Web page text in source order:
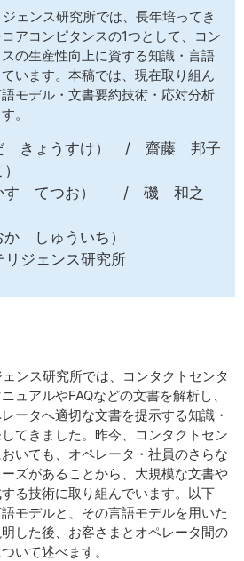
ェンス研究所では、長年培ってき
アコンピタンスの1つとして、コン
の生産性向上に資する知識・言語
います。本稿では、現在取り組ん
モデル・文書要約技術・応対分析
。
きょうすけ） / 齋藤 邦子
かす てつお） / 磯 和之
しゅういち）
ジェンス研究所
ンス研究所では、コンタクトセンタ
ュアルやFAQなどの文書を解析し、
ータへ適切な文書を提示する知識・
てきました。昨今、コンタクトセン
いても、オペレータ・社員のさらな
ズがあることから、大規模な文書や
る技術に取り組んでいます。以下
モデルと、その言語モデルを用いた
した後、お客さまとオペレータ間の
いて述べます。